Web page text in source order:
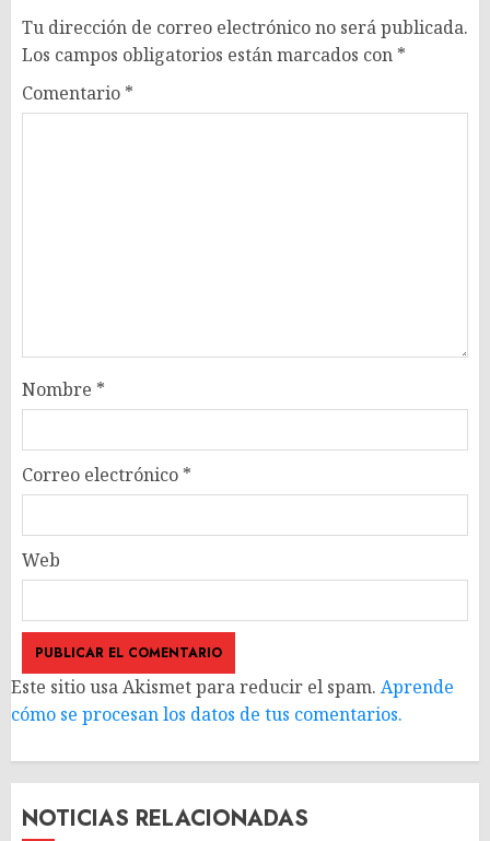
Tu dirección de correo electrónico no será publicada.
Los campos obligatorios están marcados con *
Comentario *
Nombre *
Correo electrónico *
Web
Este sitio usa Akismet para reducir el spam. Aprende
cómo se procesan los datos de tus comentarios.
NOTICIAS RELACIONADAS